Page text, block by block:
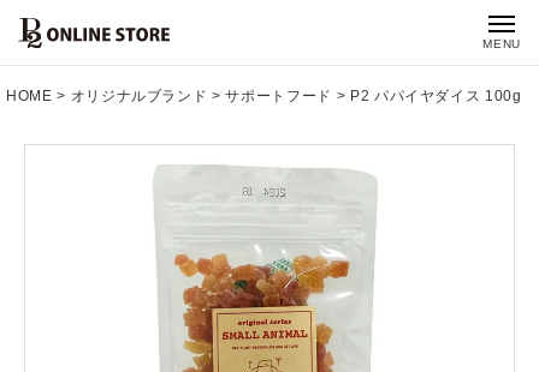
MENU
HOME オリジナルブランド サポートフード P2 パパイヤダイス 100g